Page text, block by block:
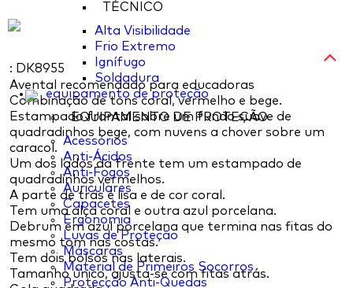
TÉCNICO
Alta Visibilidade
Frio Extremo
Ignífugo
Soldadura
equipamento de proteção
EQUIPAMENTO DE PROTEÇÃO
Acessórios
Anti-Ácidos
Anti-Fogos
Auriculares
Capacetes
Ergonomia
Luvas de Proteção
Máscaras
Material de Primeiros Socorros
Protecção Anti-Quedas
: DK8955
Avental recomendado para educadoras
Combinação de tons coral, vermelho e bege.
Estampado frontal sobre um fundo suave de
quadradinhos bege, com nuvens a chover sobre um
caracol.
Um dos lados da frente tem um estampado de
quadradinhos vermelhos.
A parte de trás é lisa e de cor coral.
Tem uma alça coral e outra azul porcelana.
Debrum em azul porcelana que termina nas fitas do
mesmo tom nas costas.
Tem dois bolsos nas laterais.
Tamanho único, ajusta-se com fitas atrás.